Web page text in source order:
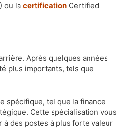
ou la certification Certified
Après quelques années
plus importants, tels que
spécifique, tel que la finance
Cette spécialisation vous
à des postes à plus forte valeur